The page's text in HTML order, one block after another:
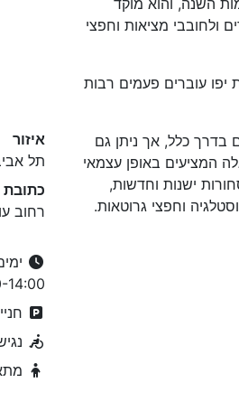
השנה, והוא מוקד
ולחובבי מציאות וחפצי
יפו עוברים פעמים רבות
בדרך כלל, אך ניתן גם
המציעים באופן עצמאי
ישנות וחדשות,
וחפצי גרוטאות.
איזור
תל
כתובת
רחוב
14:00